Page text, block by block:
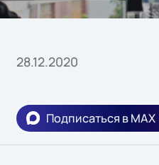
28.12.2020
Подписаться в MAX